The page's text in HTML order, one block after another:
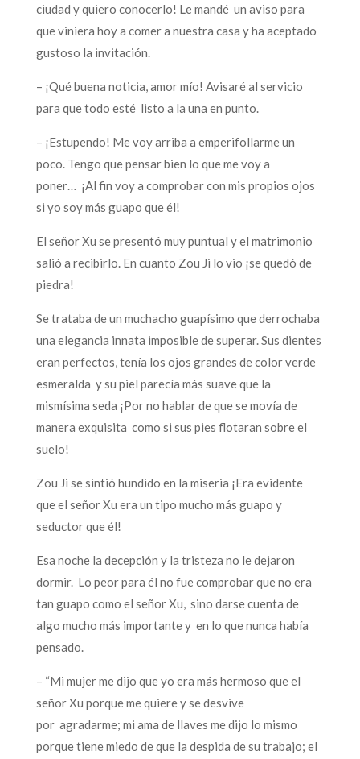
ciudad y quiero conocerlo! Le mandé un aviso para
que viniera hoy a comer a nuestra casa y ha aceptado
gustoso la invitación.
– ¡Qué buena noticia, amor mío! Avisaré al servicio
para que todo esté listo a la una en punto.
– ¡Estupendo! Me voy arriba a emperifollarme un
poco. Tengo que pensar bien lo que me voy a
poner… ¡Al fin voy a comprobar con mis propios ojos
si yo soy más guapo que él!
El señor Xu se presentó muy puntual y el matrimonio
salió a recibirlo. En cuanto Zou Ji lo vio ¡se quedó de
piedra!
Se trataba de un muchacho guapísimo que derrochaba
una elegancia innata imposible de superar. Sus dientes
eran perfectos, tenía los ojos grandes de color verde
esmeralda y su piel parecía más suave que la
mismísima seda ¡Por no hablar de que se movía de
manera exquisita como si sus pies flotaran sobre el
suelo!
Zou Ji se sintió hundido en la miseria ¡Era evidente
que el señor Xu era un tipo mucho más guapo y
seductor que él!
Esa noche la decepción y la tristeza no le dejaron
dormir. Lo peor para él no fue comprobar que no era
tan guapo como el señor Xu, sino darse cuenta de
algo mucho más importante y en lo que nunca había
pensado.
– “Mi mujer me dijo que yo era más hermoso que el
señor Xu porque me quiere y se desvive
por agradarme; mi ama de llaves me dijo lo mismo
porque tiene miedo de que la despida de su trabajo; el